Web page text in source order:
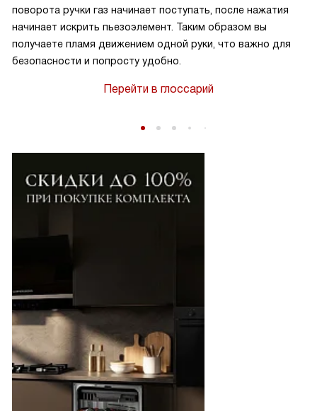
поворота ручки газ начинает поступать, после нажатия
начинает искрить пьезоэлемент. Таким образом вы
получаете пламя движением одной руки, что важно для
безопасности и попросту удобно.
Перейти в глоссарий